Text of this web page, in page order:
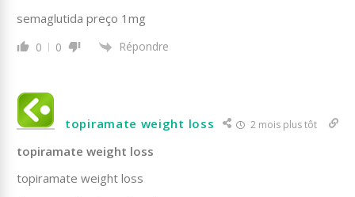
semaglutida preço 1mg
0 0 Répondre
topiramate weight loss 2 mois plus tôt
topiramate weight loss
topiramate weight loss